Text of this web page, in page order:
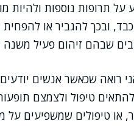
על תרופות נוספות
ובכך להגביר או
שבהם זיהום פעיל משנה
רואה שכאשר אנשים
טיפול ולצמצם
או טיפולים שמשפיעים על